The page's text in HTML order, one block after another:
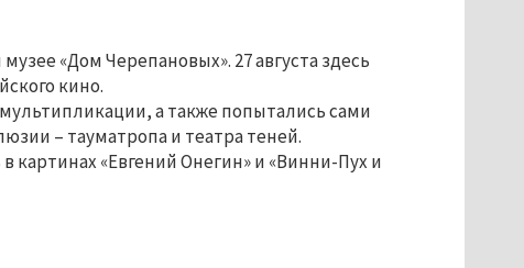
«Дом Черепановых». 27 августа здесь
кино.
а также попытались сами
– тауматропа и театра теней.
картинах «Евгений Онегин» и «Винни-Пух и